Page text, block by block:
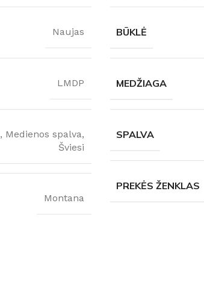
Naujas
LMDP
, Medienos spalva,
Šviesi
Montana
BŪKLĖ
MEDŽIAGA
SPALVA
PREKĖS ŽENKLAS